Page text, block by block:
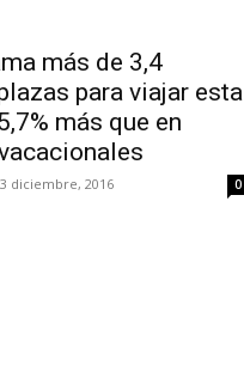
más de 3,4
para viajar esta
más que en
diciembre, 2016 0